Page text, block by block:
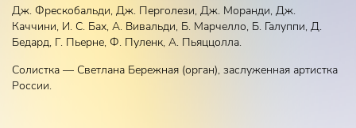
Дж. Фрескобальди, Дж. Перголези, Дж. Моранди, Дж.
Каччини, И. С. Бах, А. Вивальди, Б. Марчелло, Б. Галуппи, Д.
Бедард, Г. Пьерне, Ф. Пуленк, А. Пьяццолла.
Солистка — Светлана Бережная (орган), заслуженная артистка
России.